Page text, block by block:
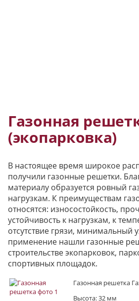
Газонная
(экопарковка)
В настоящее время широкое
получили газонные решетки.
материалу образуется ровный
нагрузкам. К преимуществам
относятся: износостойкость,
устойчивость к нагрузкам, к
отсутствие грязи, минимальный
применение нашли газонные
строительстве экопарковок,
спортивных площадок.
Газонная решетка
Высота: 32 мм